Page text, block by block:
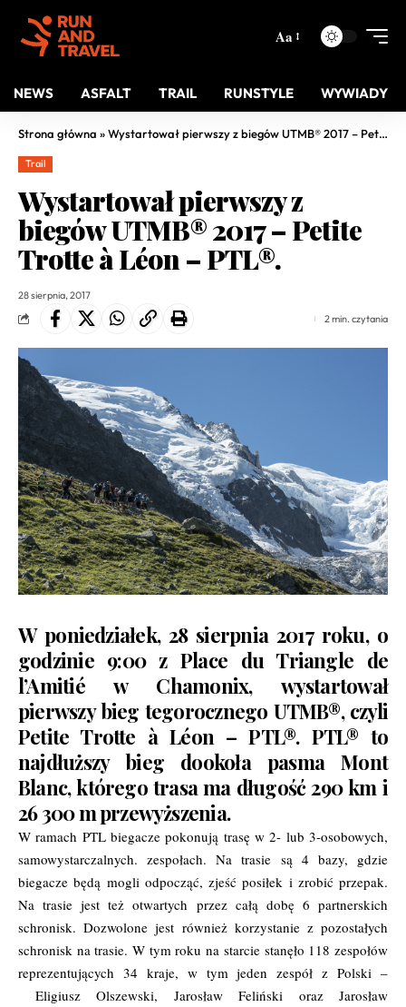
Aa
NEWS ASFALT TRAIL RUNSTYLE WYWIADY
Strona główna »Wystartował pierwszy z biegów UTMB® 2017 – Petite Trotte à Léon – PTL®.
Trail
Wystartował pierwszy z
biegów UTMB® 2017 – Petite
Trotte à Léon – PTL®.
28 sierpnia, 2017
2 min. czytania
W poniedziałek, 28 sierpnia 2017 roku, o
godzinie 9:00 z Place du Triangle de
l’Amitié w Chamonix, wystartował
pierwszy bieg tegorocznego UTMB®, czyli
Petite Trotte à Léon – PTL®. PTL® to
najdłuższy bieg dookoła pasma Mont
Blanc, którego trasa ma długość 290 km i
26 300 m przewyższenia.
W ramach PTL biegacze pokonują trasę w 2- lub 3-osobowych,
samowystarczalnych. zespołach. Na trasie są 4 bazy, gdzie
biegacze będą mogli odpocząć, zjeść posiłek i zrobić przepak.
Na trasie jest też otwartych przez całą dobę 6 partnerskich
schronisk. Dozwolone jest również korzystanie z pozostałych
schronisk na trasie. W tym roku na starcie stanęło 118 zespołów
reprezentujących 34 kraje, w tym jeden zespół z Polski –
Eligiusz Olszewski, Jarosław Feliński oraz Jarosław